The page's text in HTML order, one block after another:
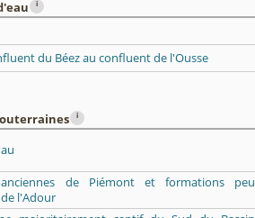
i
du Béez au confluent de l'Ousse
i
anciennes de Piémont et formations peu
l'Adour